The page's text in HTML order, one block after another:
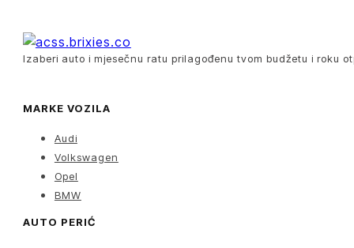
Izaberi auto i mjesečnu ratu prilagođenu tvom budžetu i roku
MARKE VOZILA
Audi
Volkswagen
Opel
BMW
AUTO PERIĆ